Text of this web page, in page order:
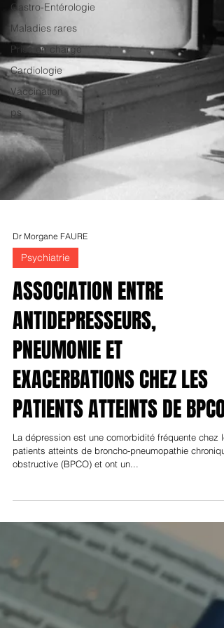
Gastro-Entérologie
Maladies rares
Prise en charge
Cardiologie
Vaccination
ps
Dr Morgane FAURE
Psychiatrie
ASSOCIATION ENTRE
ANTIDEPRESSEURS,
PNEUMONIE ET
EXACERBATIONS CHEZ LES
PATIENTS ATTEINTS DE BPCO
La dépression est une comorbidité fréquente chez
obstructive (BPCO) et ont un...